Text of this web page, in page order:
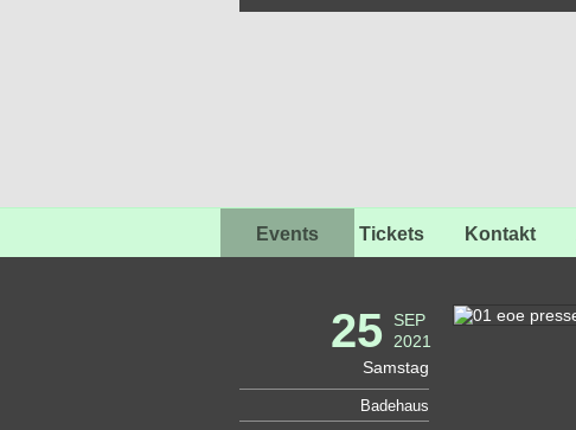
Events Tickets Kontakt
25
SEP
2021
Samstag
Badehaus